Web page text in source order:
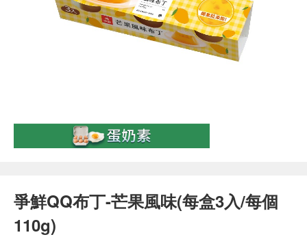
爭鮮QQ布丁-芒果風味(每盒3入/每個
110g)